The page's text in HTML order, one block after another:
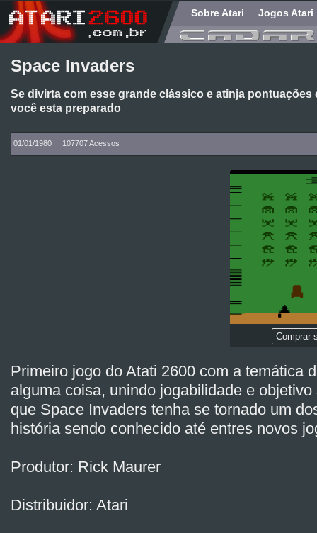
Sobre Atari Jogos Atari
Space Invaders
Se divirta com esse grande clássico e atinja pontuações
você esta preparado
01/01/1980 107707 Acessos
Comprar
Primeiro jogo do Atati 2600 com a temática
alguma coisa, unindo jogabilidade e
que Space Invaders tenha se tornado um
história sendo conhecido até entres novos
Produtor: Rick Maurer
Distribuidor: Atari